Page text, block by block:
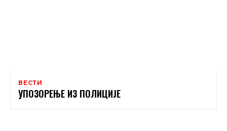
ВЕСТИ
УПОЗОРЕЊЕ ИЗ ПОЛИЦИЈЕ